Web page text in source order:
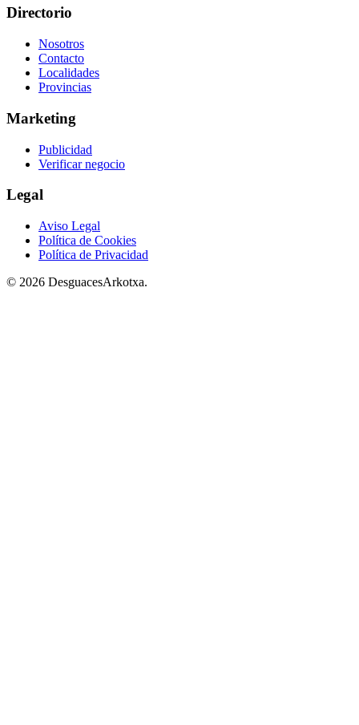
Directorio
Nosotros
Contacto
Localidades
Provincias
Marketing
Publicidad
Verificar negocio
Legal
Aviso Legal
Política de Cookies
Política de Privacidad
© 2026 DesguacesArkotxa.